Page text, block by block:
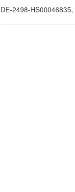
DE-2498-HS00046835,